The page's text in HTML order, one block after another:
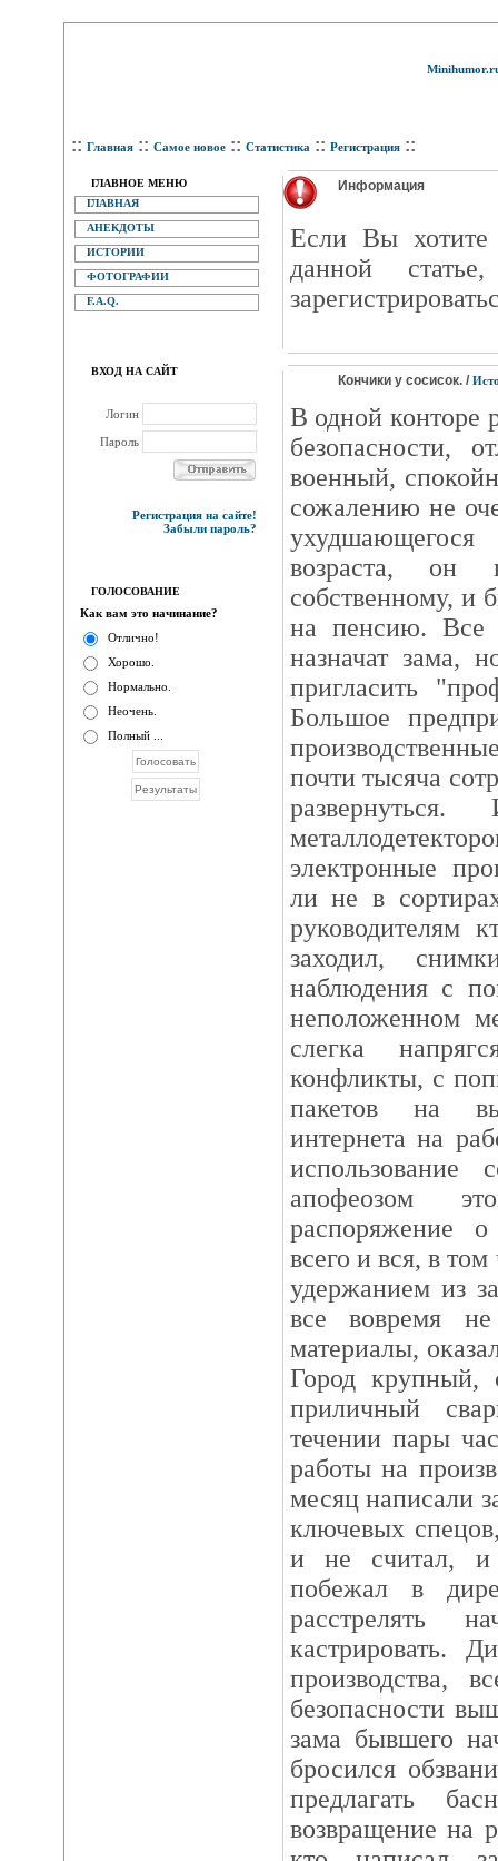
:: Главная :: Самое новое :: Статистика :: Регистрация ::
ГЛАВНОЕ МЕНЮ
ГЛАВНАЯ
АНЕКДОТЫ
ИСТОРИИ
ФОТОГРАФИИ
F.A.Q.
ВХОД НА САЙТ
Логин
Пароль
Регистрация на сайте!
Забыли пароль?
ГОЛОСОВАНИЕ
Как вам это начинание?
Отлично!
Хорошо.
Нормально.
Неочень.
Полный ...
Информация
Eсли Вы хотите
данной
Кончики y сосисок. /
В одной конторе
безопасности,
военный,
сожалению не
ухудшающегося
возраста, он
собственному, и
на пенсию. Все
назначат зама,
пригласить
Большое
почти тысяча
электронные
ли не в
руководителям
заходил,
наблюдения с
неположенном
слегка
конфликты, с
пакетов на
интернета на
использование
апофеозом
распоряжение
всего и вся, в
удержанием из
все вовремя не
материалы,
Город крупный,
приличный
течении пары
работы на
месяц написали
ключевых
и не считал, и
побежал в
расстрелять
кастрировать.
производства,
безопасности
зама бывшего
бросился
предлагать
возвращение на